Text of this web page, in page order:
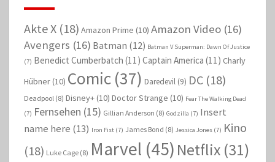
Akte X (18) Amazon Prime (10) Amazon Video (16)
Avengers (16) Batman (12) Batman V Superman: Dawn Of Justice
(7) Benedict Cumberbatch (11) Captain America (11) Charly
Hübner (10) Comic (37) Daredevil (9) DC (18)
Deadpool (8) Disney+ (10) Doctor Strange (10) Fear The Walking Dead
(7) Fernsehen (15) Gillian Anderson (8) Godzilla (7) Insert
name here (13) Iron Fist (7) James Bond (8) Jessica Jones (7) Kino
(18) Luke Cage (8) Marvel (45) Netflix (31)